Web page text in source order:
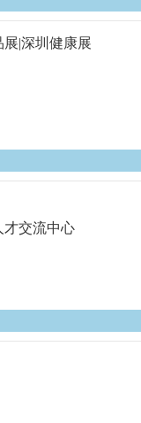
|深圳健康展
才交流中心